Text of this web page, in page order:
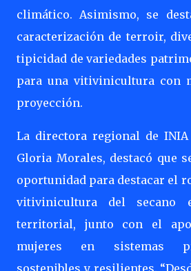
climático. Asimismo, se
caracterización de terroir,
tipicidad de variedades
para una vitivinicultura con
proyección.
La directora regional de INIA
Gloria Morales, destacó que
oportunidad para destacar el
vitivinicultura del secano
territorial, junto con el
mujeres en sistemas
sostenibles y resilientes.